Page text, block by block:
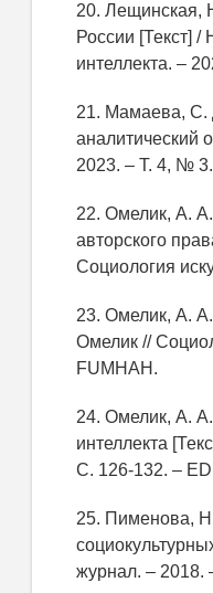
20. Лещинская,
России [Текст]
интеллекта. –
21. Мамаева, С.
аналитический
2023. – Т. 4, №
22. Омелик, А.
авторского
Социология
23. Омелик, А.
Омелик //
FUMHAH.
24. Омелик, А.
интеллекта
С. 126-132. –
25. Пименова,
журнал. – 2018.